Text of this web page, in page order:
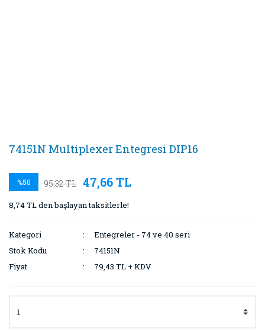
74151N Multiplexer Entegresi DIP16
%50 95,32 TL 47,66 TL
8,74 TL den başlayan taksitlerle!
Kategori
Entegreler - 74 ve 40 seri
Stok Kodu
74151N
Fiyat
79,43 TL + KDV